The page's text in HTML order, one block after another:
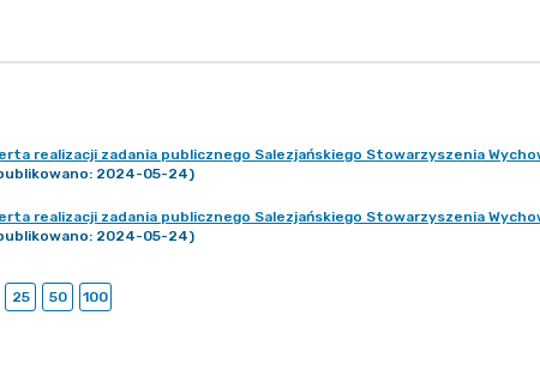
realizacji zadania publicznego Salezjańskiego Stowarzyszenia
2024-05-24)
realizacji zadania publicznego Salezjańskiego Stowarzyszenia
2024-05-24)
25 50 100